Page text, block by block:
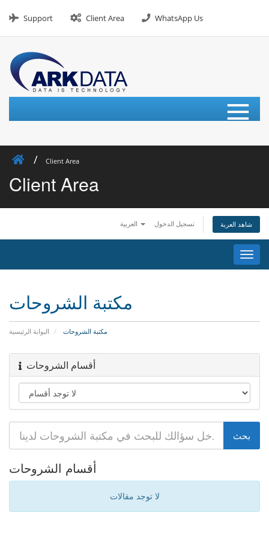
Support Client Area WhatsApp Us
≡
Client Area
Client Area
تسجيل الدخول شاهد العربة
تبديل
التنقل
مكتبة الشروحات
البوابة الرئيسية مكتبة الشروحات
أقسام الشروحات
أقسام الشروحات
لا توجد مقالات